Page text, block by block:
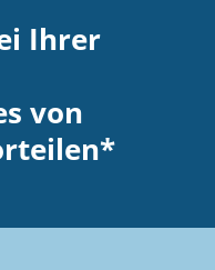
Ihrer
von